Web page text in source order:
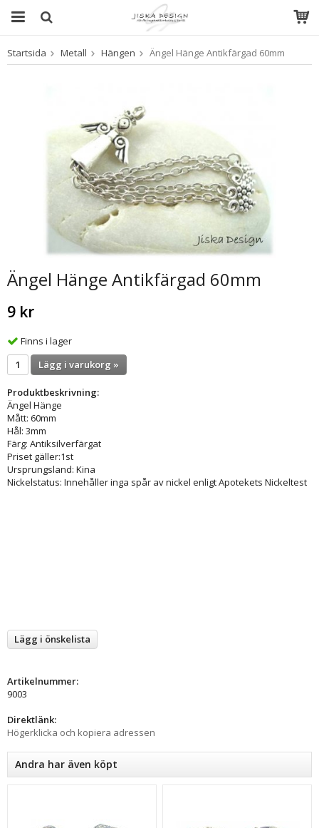
Produkten har blivit tillagd i varukorgen
Startsida Metall Hängen Ängel Hänge Antikfärgad 60mm
Ängel Hänge Antikfärgad 60mm
9 kr
Finns i lager
Lägg i varukorg »
Produktbeskrivning:
Ängel Hänge
Mått: 60mm
Hål: 3mm
Färg: Antiksilverfärgat
Priset gäller:1st
Ursprungsland: Kina
Nickelstatus: Innehåller inga spår av nickel enligt Apotekets Nickeltest
Lägg i önskelista
Artikelnummer:
9003
Direktlänk:
Högerklicka och kopiera adressen
Andra har även köpt